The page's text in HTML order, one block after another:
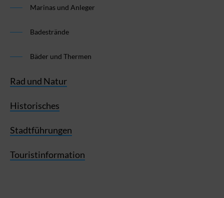
Marinas und Anleger
Badestrände
Bäder und Thermen
Rad und Natur
Historisches
Stadtführungen
Touristinformation